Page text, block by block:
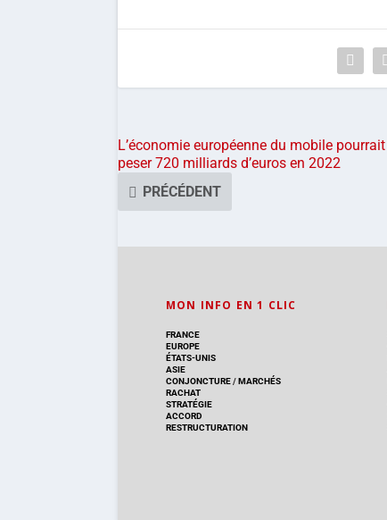
L’économie européenne du mobile pourrait
peser 720 milliards d’euros en 2022
PRÉCÉDENT
MON INFO EN 1 CLIC
FRANCE
EUROPE
ÉTATS-UNIS
ASIE
CONJONCTURE/MARCHÉS
RACHAT
STRATÉGIE
ACCORD
RESTRUCTURATION